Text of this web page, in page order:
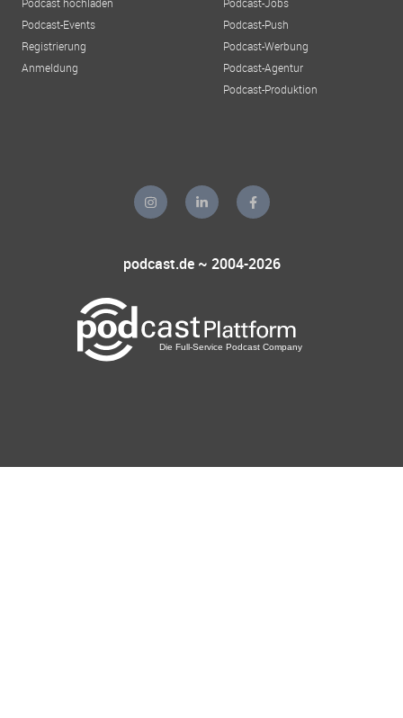
Podcast-Events
Registrierung
Anmeldung
Podcast-Push
Podcast-Werbung
Podcast-Agentur
Podcast-Produktion
podcast.de ~ 2004-2026